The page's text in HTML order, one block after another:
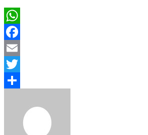
WhatsApp
Facebook
Email
Twitter